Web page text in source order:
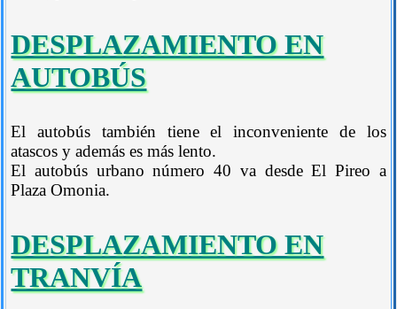
DESPLAZAMIENTO EN
AUTOBÚS
El autobús también tiene el inconveniente de los
atascos y además es más lento.
El autobús urbano número 40 va desde El Pireo a
Plaza Omonia.
DESPLAZAMIENTO EN
TRANVÍA